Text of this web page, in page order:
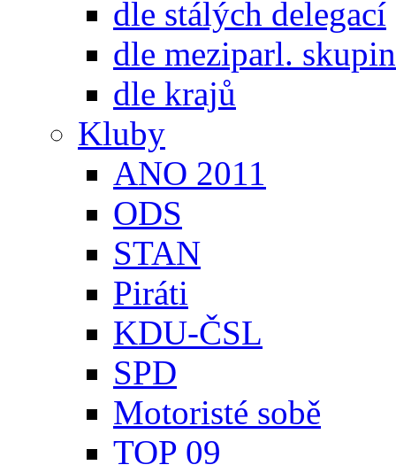
dle stálých delegací
dle meziparl. skupin
dle krajů
Kluby
ANO 2011
ODS
STAN
Piráti
KDU-ČSL
SPD
Motoristé sobě
TOP 09